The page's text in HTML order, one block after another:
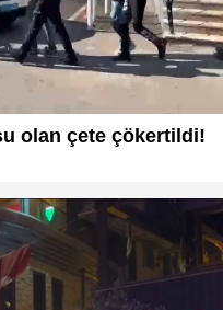
olan çete çökertildi!